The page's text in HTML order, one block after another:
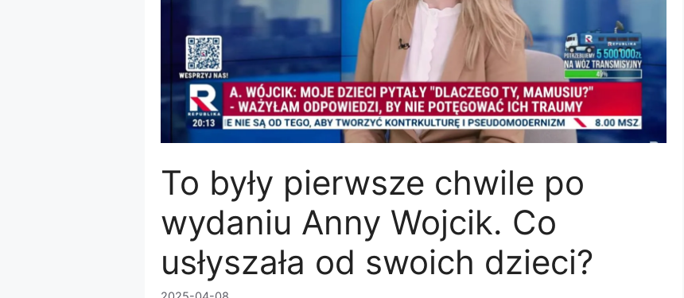
To były pierwsze chwile po
wydaniu Anny Wojcik. Co
usłyszała od swoich dzieci?